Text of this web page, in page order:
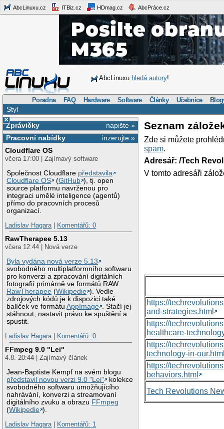
AbcLinuxu.cz ITBiz.cz HDmag.cz AbcPráce.cz
AbcLinuxu hledá autory!
Poradna FAQ Hardware Software Články Učebnice
Styl
×
napište »
Zprávičky
inzerujte »
Pracovní nabídky
Cloudflare OS
včera 17:00 | Zajímavý software
Společnost Cloudflare představila
Cloudflare OS
(GitHub ), tj. open
source platformu navrženou pro
integraci umělé inteligence (agentů)
přímo do pracovních procesů
organizací.
Ladislav Hagara| Komentářů: 0
RawTherapee 5.13
včera 12:44 | Nová verze
Byla vydána nová verze 5.13
svobodného multiplatformního softwaru
pro konverzi a zpracování digitálních
fotografií primárně ve formátů RAW
RawTherapee (Wikipedie ). Vedle
zdrojových kódů je k dispozici také
balíček ve formátuAppImage
. Stačí jej
stáhnout, nastavit právo ke spuštění a
spustit.
Ladislav Hagara| Komentářů: 0
FFmpeg 9.0 "Lei"
4.8. 20:44 | Zajímavý článek
Jean-Baptiste Kempf na svém blogu
představil novou verzi 9.0 "Lei"
kolekce
svobodného softwaru umožňujícího
nahrávání, konverzi a streamovaní
digitálního zvuku a obrazu FFmpeg
(Wikipedie ).
Ladislav Hagara| Komentářů: 1
Seznam
Zde si můžete
spam.
Adresář: /Tech
V tomto adresáři
https://
and-strategies.html
https://
healthcare-
https://
technology-in-
https://
behaviors.html
Tech Revolutions